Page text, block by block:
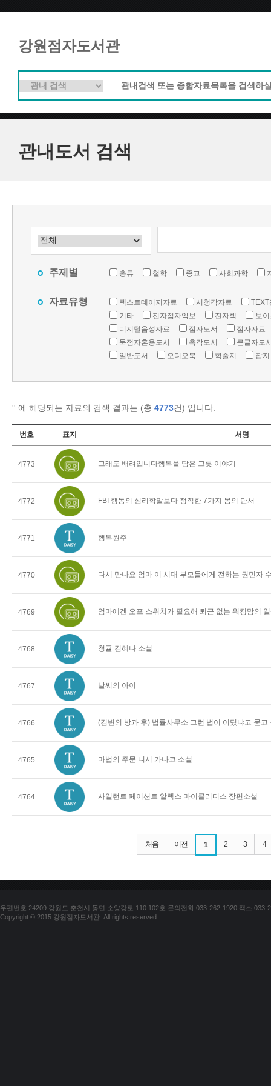
강원점자도서관
관내도서 검색
주제별 총류 철학 종교 사회과학
자료유형 텍스트데이지자료 시청각자료
TEXT
기타
전자점자악보 전자책
보
디지털음성자료
점자도서
점자자료
묵점자혼용도서
촉각도서
큰글자도
일반도서
오디오북 학술지 잡지
'' 에 해당되는 자료의 검색 결과는 (총 4773건) 입니다.
번호 표지 서명
4773 그래도 배려입니다행복을 담은 그릇 이야기
4772 FBI 행동의 심리학말보다 정직한 7가지 몸의 단서
4771 행복원주
4770 다시 만나요 엄마 이 시대 부모들에게 전하는 권민자
4769 엄마에겐 오프 스위치가 필요해 퇴근 없는 워킹맘의
4768 청귤 김혜나 소설
4767 날씨의 아이
4766 (김변의 방과 후) 법률사무소 그런 법이 어딨냐고 묻고
4765 마법의 주문 니시 가나코 소설
4764 사일런트 페이션트 알렉스 마이클리디스 장편소설
처음 이전 1 2 3 4
우편번호 24209 강원도 춘천시 동면 소양강로 110 102호 문의전화 033-262-1920 팩스 033-
Copyright © 2015 강원점자도서관. All rights reserved.